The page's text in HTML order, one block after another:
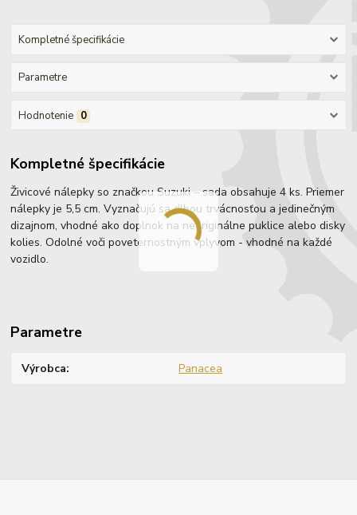
Kompletné špecifikácie
Parametre
Hodnotenie 0
Kompletné špecifikácie
Živicové nálepky so značkou Suzuki – sada obsahuje 4 ks. Priemer
nálepky je 5,5 cm. Vyznačujú sa dlhou trvácnosťou a jedinečným
dizajnom, vhodné ako doplnok na neoriginálne puklice alebo disky
kolies. Odolné voči poveternostným vplyvom - vhodné na každé
vozidlo.
Parametre
Výrobca Panacea